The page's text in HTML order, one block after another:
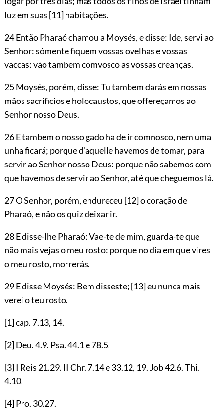
luz em suas [11]habitações.
24 Então Pharaó chamou a Moysés, e disse: Ide, servi ao
Senhor: sómente fiquem vossas ovelhas e vossas
vaccas: vão tambem comvosco as vossas creanças.
25 Moysés, porém, disse: Tu tambem darás em nossas
mãos sacrificios e holocaustos, que offereçamos ao
Senhor nosso Deus.
26 E tambem o nosso gado ha de ir comnosco, nem uma
unha ficará; porque d’aquelle havemos de tomar, para
servir ao Senhor nosso Deus: porque não sabemos com
que havemos de servir ao Senhor, até que cheguemos lá.
27 O Senhor, porém, endureceu [12]o coração de
Pharaó, e não os quiz deixar ir.
28 E disse-lhe Pharaó: Vae-te de mim, guarda-te que
não mais vejas o meu rosto: porque no dia em que vires
o meu rosto, morrerás.
29 E disse Moysés: Bem disseste; [13]eu nunca mais
verei o teu rosto.
[1]cap. 7.13, 14.
[2]Deu.4.9. Psa.44.1e78.5.
[3]I Reis 21.29. II Chr. 7.14e33.12, 19. Job42.6. Thi.
4.10.
[4]Pro. 30.27.